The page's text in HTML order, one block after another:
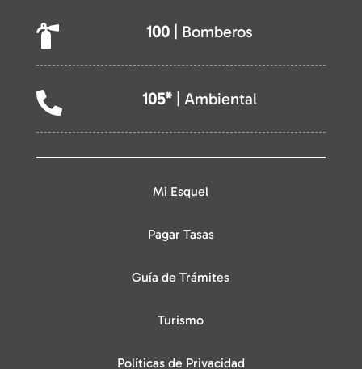
 100 | Bomberos
 105* | Ambiental
Mi Esquel
Pagar Tasas
Guía de Trámites
Turismo
Políticas de Privacidad